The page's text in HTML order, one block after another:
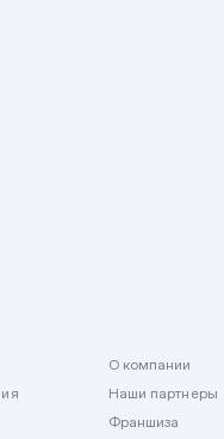
О компании
Наши партнеры
Франшиза